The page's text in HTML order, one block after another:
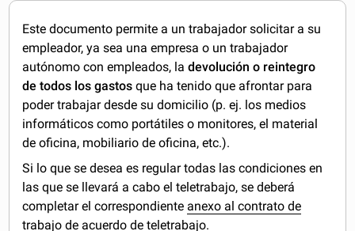
Este documento permite a un trabajador solicitar a su
empleador, ya sea una empresa o un trabajador
autónomo con empleados, ladevolución o reintegro
de todos los gastos que ha tenido que afrontar para
poder trabajar desde su domicilio (p. ej. los medios
informáticos como portátiles o monitores, el material
de oficina, mobiliario de oficina, etc.).
Si lo que se desea es regular todas las condiciones en
las que se llevará a cabo el teletrabajo, se deberá
completar el correspondiente anexo al contrato de
trabajo de acuerdo de teletrabajo.